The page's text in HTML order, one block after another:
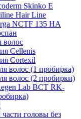
Skinko E
Hair Line
NCTF 135 HA
волос
Cellenis
Cortexil
волос (1 пробирка)
волос (2 пробирки)
Lab BCT RK-
головы без